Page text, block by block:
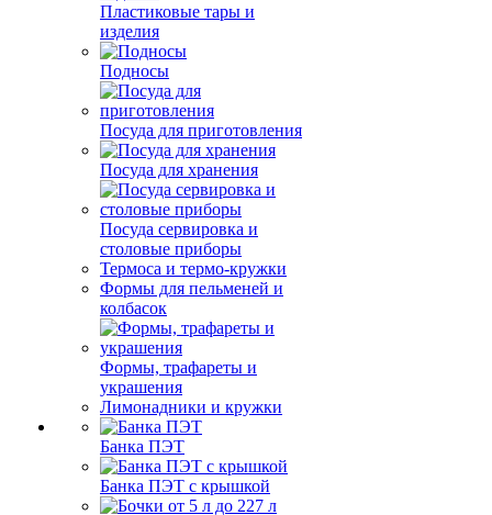
Пластиковые тары и
изделия
Подносы
Посуда для приготовления
Посуда для хранения
Посуда сервировка и
столовые приборы
Термоса и термо-кружки
Формы для пельменей и
колбасок
Формы, трафареты и
украшения
Лимонадники и кружки
Банка ПЭТ
Банка ПЭТ с крышкой